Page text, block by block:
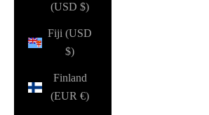
(USD $)
Fiji (USD
$)
Finland
(EUR €)